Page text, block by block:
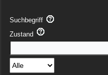
Suchbegriff
Zustand